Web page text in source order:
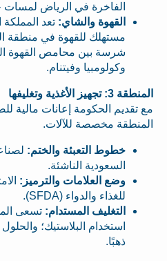
الفاخرة في الرياض لمسات
القهوة والشاي: تعد المملكة
مستهلك للقهوة في منطقة
شرسة بين محامص القهوة
وكولومبيا وفيتنام.
المنطقة 3: تجهيز الأغذية وتغليفها
مع تقديم الحكومة إعانات مالية
المنطقة مخصصة للآلات.
خطوط التعبئة والختم:
السعودية الناشئة.
وضع العلامات والترميز:
للغذاء والدواء (SFDA).
التغليف المستدام: تسعى
استخدام البلاستيك؛ والحلول
ذهبًا.